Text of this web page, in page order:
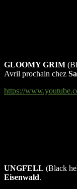
GLOOMY GRIM
Avril prochain chez
https://
UNGFELL (Black
Eisenwald.